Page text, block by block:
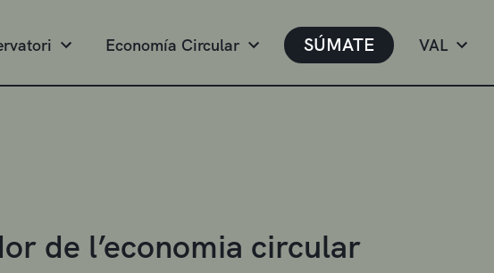
Economía Circular SÚMATE VAL
de l’economia circular